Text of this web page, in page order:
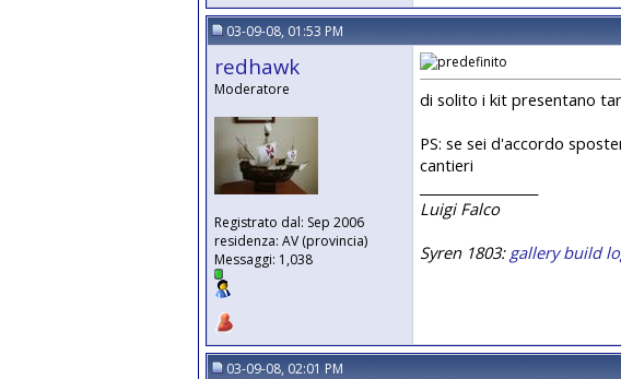
03-09-08, 01:53 PM
redhawk
Moderatore
Registrato dal: Sep 2006
residenza: AV (provincia)
Messaggi: 1,038
di solito i kit presentano
PS: se sei d'accordo
cantieri
Luigi Falco
Syren 1803: gallery build
03-09-08, 02:01 PM